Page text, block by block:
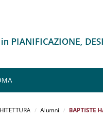
PIANIFICAZIONE,
Alumni BAPTISTE